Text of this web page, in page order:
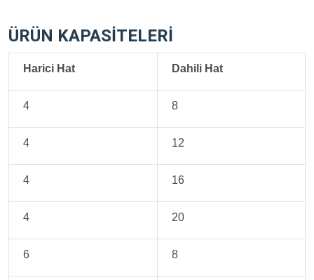
ÜRÜN KAPASİTELERİ
Harici Hat Dahili Hat
4 8
4 12
4 16
4 20
6 8